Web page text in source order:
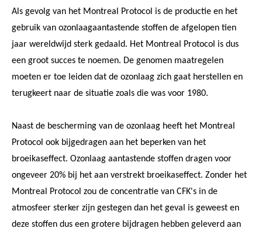
Als gevolg van het Montreal Protocol is de productie en het
gebruik van ozonlaagaantastende stoffen de afgelopen tien
jaar wereldwijd sterk gedaald. Het Montreal Protocol is dus
een groot succes te noemen. De genomen maatregelen
moeten er toe leiden dat de ozonlaag zich gaat herstellen en
terugkeert naar de situatie zoals die was voor 1980.
Naast de bescherming van de ozonlaag heeft het Montreal
Protocol ook bijgedragen aan het beperken van het
broeikaseffect. Ozonlaag aantastende stoffen dragen voor
ongeveer 20% bij het aan verstrekt broeikaseffect. Zonder het
Montreal Protocol zou de concentratie van CFK's in de
atmosfeer sterker zijn gestegen dan het geval is geweest en
deze stoffen dus een grotere bijdragen hebben geleverd aan